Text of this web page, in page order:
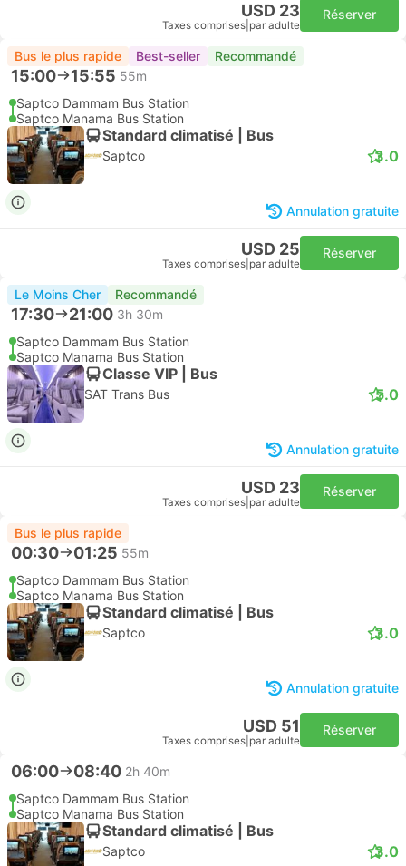
USD 23
Taxes comprises par adulte
Réserver
Bus le plus rapide Best-seller Recommandé
15:00 15:55 55m
Saptco Dammam Bus Station
Saptco Manama Bus Station
Standard climatisé | Bus
Saptco 3.0
Annulation gratuite
USD 25
Taxes comprises par adulte
Réserver
Le Moins Cher Recommandé
17:30 21:00 3h 30m
Saptco Dammam Bus Station
Saptco Manama Bus Station
Classe VIP | Bus
SAT Trans Bus 5.0
Annulation gratuite
USD 23
Taxes comprises par adulte
Réserver
Bus le plus rapide
00:30 01:25 55m
Saptco Dammam Bus Station
Saptco Manama Bus Station
Standard climatisé | Bus
Saptco 3.0
Annulation gratuite
USD 51
Taxes comprises par adulte
Réserver
06:00 08:40 2h 40m
Saptco Dammam Bus Station
Saptco Manama Bus Station
Standard climatisé | Bus
Saptco 3.0